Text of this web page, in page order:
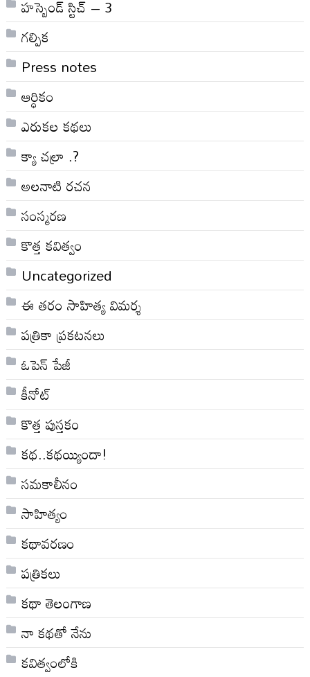
హస్బెండ్ స్టిచ్ – 3
గల్పిక
Press notes
ఆర్ధికం
ఎరుకల కథలు
క్యా చల్రా .?
అలనాటి రచన
సంస్మరణ
కొత్త కవిత్వం
Uncategorized
ఈ తరం సాహిత్య విమర్శ
పత్రికా ప్రకటనలు
ఓపెన్ పేజీ
కీనోట్
కొత్త పుస్తకం
కథ..కథయ్యిందా!
సమకాలీనం
సాహిత్యం
కథావరణం
పత్రికలు
కథా తెలంగాణ
నా క‌థ‌తో నేను
కవిత్వంలోకి